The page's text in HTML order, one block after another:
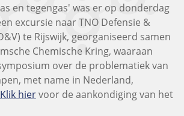
en tegengas' was er op donderdag
excursie naar TNO Defensie &
te Rijswijk, georganiseerd samen
Chemische Kring, waaraan
over de problematiek van
met name in Nederland,
Klik hiervoor de aankondiging van het